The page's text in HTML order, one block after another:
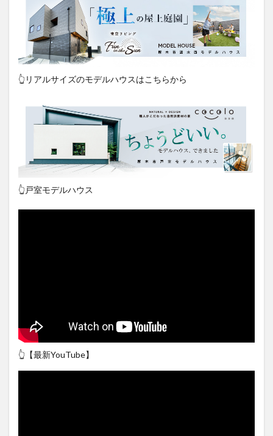
👆リアルサイズのモデルハウスはこちらから
👆戸室モデルハウス
👆【最新YouTube】